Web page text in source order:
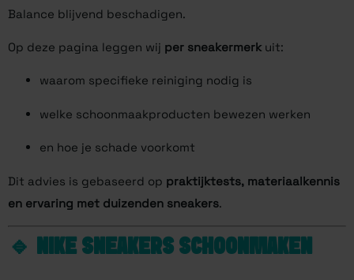
Balance blijvend beschadigen.
Op deze pagina leggen wij per sneakermerk uit:
waarom specifieke reiniging nodig is
welke schoonmaakproducten bewezen werken
en hoe je schade voorkomt
Dit advies is gebaseerd op praktijktests, materiaalkennis
en ervaring met duizenden sneakers.
🔹 NIKE SNEAKERS SCHOONMAKEN